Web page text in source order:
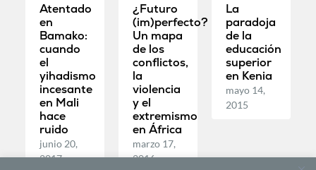
Atentado
en
Bamako:
cuando
el
yihadismo
incesante
en Mali
hace
ruido
junio 20,
2017
¿Futuro
(im)perfecto?
Un mapa
de los
conflictos,
la
violencia
y el
extremismo
en África
marzo 17,
2016
La
paradoja
de la
educación
superior
en Kenia
mayo 14,
2015